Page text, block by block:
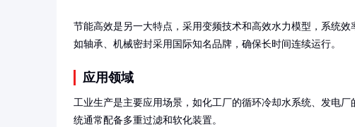
节能高效是另一大特点，采用变频技术和高效水力模型，系统
如轴承、机械密封采用国际知名品牌，确保长时间连续运行。
应用领域
工业生产是主要应用场景，如化工厂的循环冷却水系统、发电
统通常配备多重过滤和软化装置。